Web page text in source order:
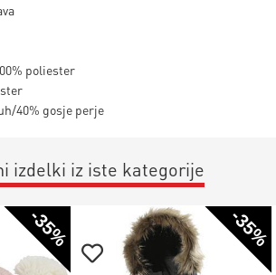
poliester
40% gosje perje
izdelki iz iste kategorije
-35% -35%